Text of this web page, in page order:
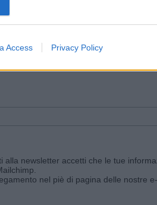
Access Privacy Policy
contenenti le ultime notizie pubblicate
newsletter accetti che le tue
nel piè di pagina delle nostre e-